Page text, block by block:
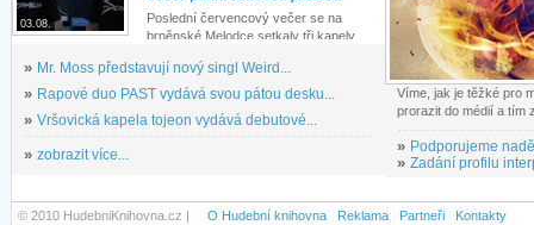
03.08.
Poslední červencový večer se na
brněnské Melodce setkaly tři kapely...
» Mr. Moss představují nový singl Weird...
» Rapové duo PAST vydává svou pátou desku...
» Vršovická kapela tojeon vydává debutové...
» zobrazit více...
Víme, jak je těžké pro
prorazit do médií a tím
» Podporujeme
» Zadání profilu
© 2010 HudebniKnihovna.cz | O Hudební knihovna Reklama Partneři Kontakty